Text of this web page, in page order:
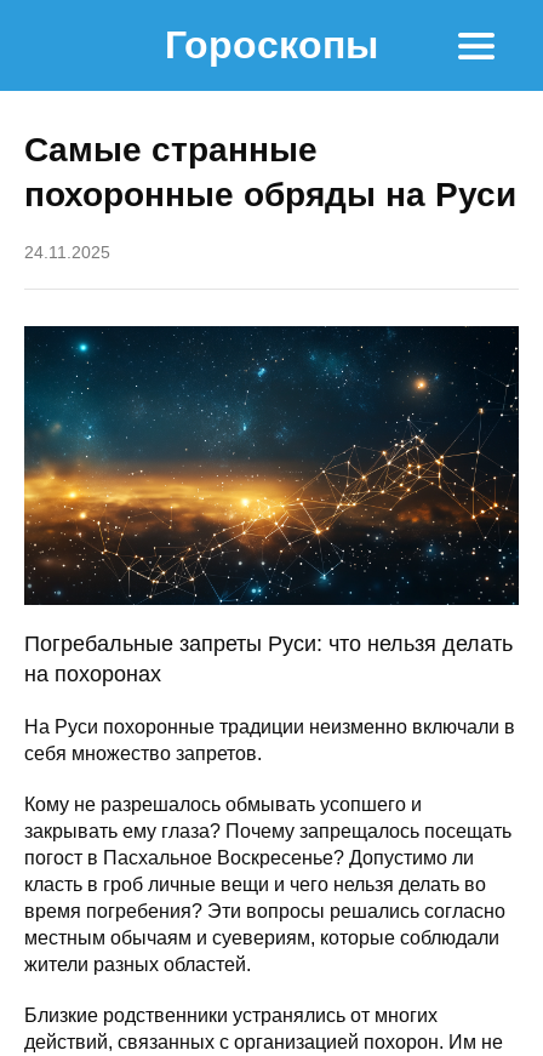
Гороскопы
Самые странные
похоронные обряды на Руси
24.11.2025
Погребальные запреты Руси: что нельзя делать
на похоронах
На Руси похоронные традиции неизменно включали в
себя множество запретов.
Кому не разрешалось обмывать усопшего и
закрывать ему глаза? Почему запрещалось посещать
погост в Пасхальное Воскресенье? Допустимо ли
класть в гроб личные вещи и чего нельзя делать во
время погребения? Эти вопросы решались согласно
местным обычаям и суевериям, которые соблюдали
жители разных областей.
Близкие родственники устранялись от многих
действий, связанных с организацией похорон. Им не